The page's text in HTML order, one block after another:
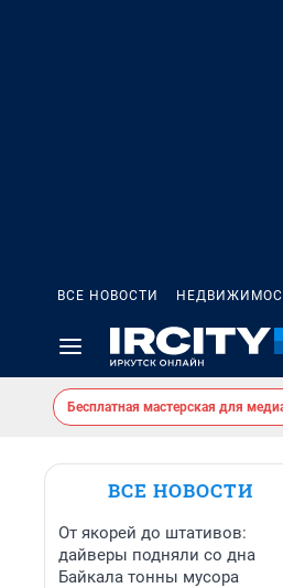
ВСЕ НОВОСТИ
Бесплатная мастерская для
ВСЕ НОВОСТИ
От якорей до штативов:
дайверы подняли со дна
Байкала тонны мусора